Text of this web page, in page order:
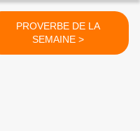
PROVERBE DE LA
SEMAINE >